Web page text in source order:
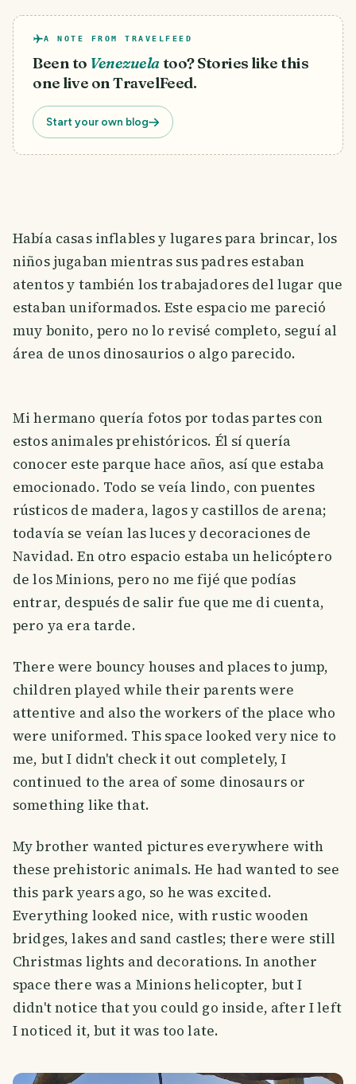
A NOTE FROM TRAVELFEED
Been to Venezuelatoo? Stories like this
one live on TravelFeed.
Start your own blog
Había casas inflables y lugares para brincar, los
niños jugaban mientras sus padres estaban
atentos y también los trabajadores del lugar que
estaban uniformados. Este espacio me pareció
muy bonito, pero no lo revisé completo, seguí al
área de unos dinosaurios o algo parecido.
Mi hermano quería fotos por todas partes con
estos animales prehistóricos. Él sí quería
conocer este parque hace años, así que estaba
emocionado. Todo se veía lindo, con puentes
rústicos de madera, lagos y castillos de arena;
todavía se veían las luces y decoraciones de
Navidad. En otro espacio estaba un helicóptero
de los Minions, pero no me fijé que podías
entrar, después de salir fue que me di cuenta,
pero ya era tarde.
There were bouncy houses and places to jump,
children played while their parents were
attentive and also the workers of the place who
were uniformed. This space looked very nice to
me, but I didn't check it out completely, I
continued to the area of some dinosaurs or
something like that.
My brother wanted pictures everywhere with
these prehistoric animals. He had wanted to see
this park years ago, so he was excited.
Everything looked nice, with rustic wooden
bridges, lakes and sand castles; there were still
Christmas lights and decorations. In another
space there was a Minions helicopter, but I
didn't notice that you could go inside, after I left
I noticed it, but it was too late.